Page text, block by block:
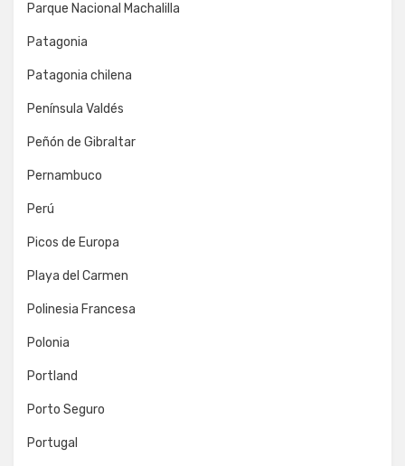
Parque Nacional Machalilla
Patagonia
Patagonia chilena
Península Valdés
Peñón de Gibraltar
Pernambuco
Perú
Picos de Europa
Playa del Carmen
Polinesia Francesa
Polonia
Portland
Porto Seguro
Portugal